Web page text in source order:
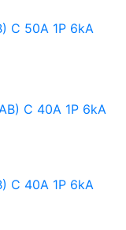
C 50A 1P 6kA
C 40A 1P 6kA